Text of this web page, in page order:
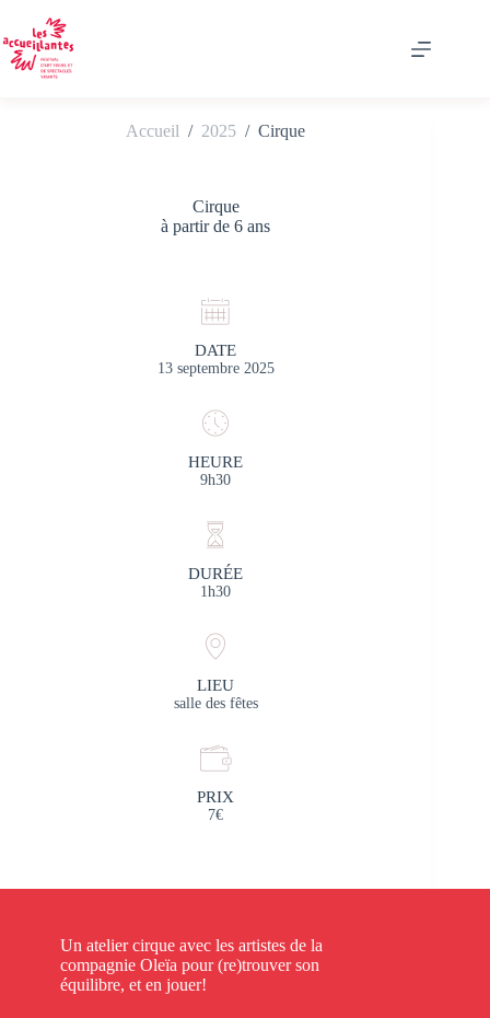
contenu
Accueil / 2025 / Cirque
Cirque
à partir de 6 ans
DATE
13 septembre 2025
HEURE
9h30
DURÉE
1h30
LIEU
salle des fêtes
PRIX
7€
Un atelier cirque avec les artistes de la
compagnie Oleïa pour (re)trouver son
équilibre, et en jouer!